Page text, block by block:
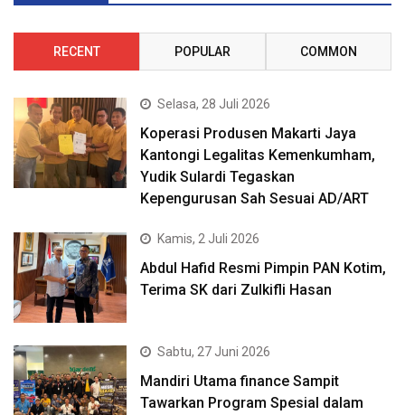
RECENT POPULAR COMMON
Selasa, 28 Juli 2026
Koperasi Produsen Makarti Jaya
Kantongi Legalitas Kemenkumham,
Yudik Sulardi Tegaskan
Kepengurusan Sah Sesuai AD/ART
Kamis, 2 Juli 2026
Abdul Hafid Resmi Pimpin PAN Kotim,
Terima SK dari Zulkifli Hasan
Sabtu, 27 Juni 2026
Mandiri Utama finance Sampit
Tawarkan Program Spesial dalam